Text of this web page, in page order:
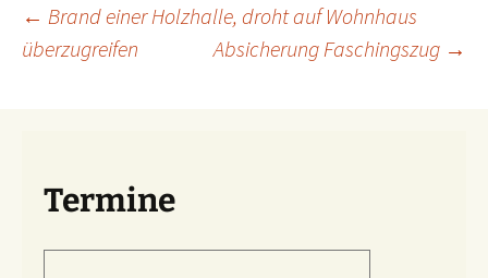
Beitragsnavigation
← Brand einer Holzhalle, droht auf Wohnhaus
überzugreifen
Absicherung Faschingszug →
Termine